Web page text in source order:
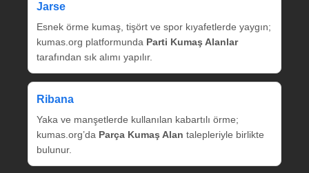
Jarse
Esnek örme kumaş, tişört ve spor kıyafetlerde yaygın;
kumas.org platformunda Parti Kumaş Alanlar
tarafından sık alımı yapılır.
Ribana
Yaka ve manşetlerde kullanılan kabartılı örme;
kumas.org’da Parça Kumaş Alan talepleriyle birlikte
bulunur.